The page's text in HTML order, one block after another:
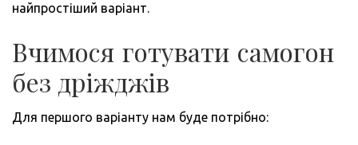
найпростіший варіант.
Вчимося готувати самогон
без дріжджів
Для першого варіанту нам буде потрібно: